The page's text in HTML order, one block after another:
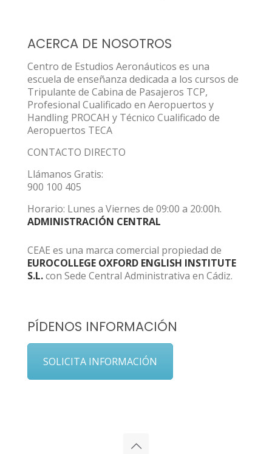
ACERCA DE NOSOTROS
Centro de Estudios Aeronáuticos es una
escuela de enseñanza dedicada a los cursos de
Tripulante de Cabina de Pasajeros TCP,
Profesional Cualificado en Aeropuertos y
Handling PROCAH y Técnico Cualificado de
Aeropuertos TECA
CONTACTO DIRECTO
Llámanos Gratis:
900 100 405
Horario: Lunes a Viernes de 09:00 a 20:00h.
ADMINISTRACIÓN CENTRAL
CEAE es una marca comercial propiedad de
EUROCOLLEGE OXFORD ENGLISH INSTITUTE
S.L.con Sede Central Administrativa en Cádiz.
PÍDENOS INFORMACIÓN
SOLICITA INFORMACIÓN